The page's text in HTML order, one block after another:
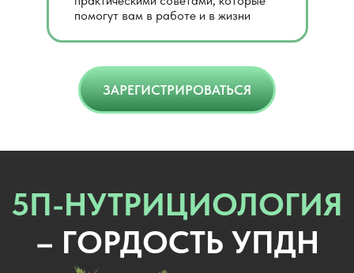
помогут вам в работе и в жизни
ЗАРЕГИСТРИРОВАТЬСЯ
5П-НУТРИЦИОЛОГИЯ
– ГОРДОСТЬ УПДН